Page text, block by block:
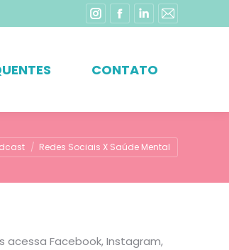
Instagram
Facebook
Linkedin
Mail
CONTATO
Redes Sociais X Saúde Mental
Facebook, Instagram,